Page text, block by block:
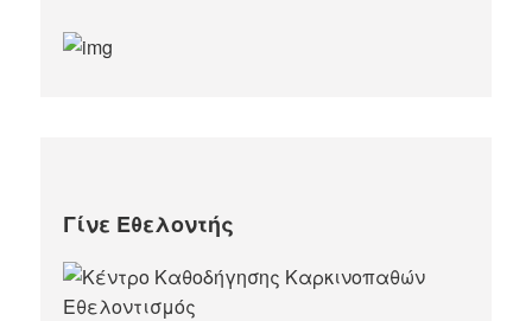
Γίνε Εθελοντής